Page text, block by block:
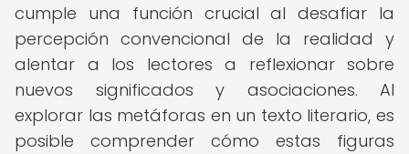
cumple una función crucial al desafiar la
percepción convencional de la realidad y
alentar a los lectores a reflexionar sobre
nuevos significados y asociaciones. Al
explorar las metáforas en un texto literario, es
posible comprender cómo estas figuras